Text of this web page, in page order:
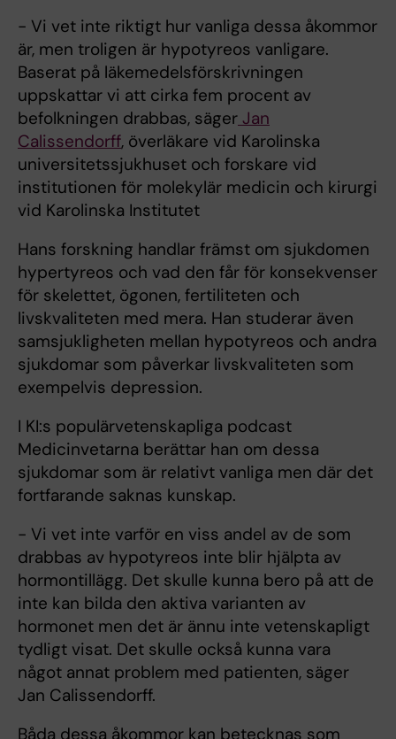
- Vi vet inte riktigt hur vanliga dessa åkommor
är, men troligen är hypotyreos vanligare.
Baserat på läkemedelsförskrivningen
uppskattar vi att cirka fem procent av
befolkningen drabbas, säger Jan
Calissendorff, överläkare vid Karolinska
universitetssjukhuset och forskare vid
institutionen för molekylär medicin och kirurgi
vid Karolinska Institutet
Hans forskning handlar främst om sjukdomen
hypertyreos och vad den får för konsekvenser
för skelettet, ögonen, fertiliteten och
livskvaliteten med mera. Han studerar även
samsjukligheten mellan hypotyreos och andra
sjukdomar som påverkar livskvaliteten som
exempelvis depression.
I KI:s populärvetenskapliga podcast
Medicinvetarna berättar han om dessa
sjukdomar som är relativt vanliga men där det
fortfarande saknas kunskap.
- Vi vet inte varför en viss andel av de som
drabbas av hypotyreos inte blir hjälpta av
hormontillägg. Det skulle kunna bero på att de
inte kan bilda den aktiva varianten av
hormonet men det är ännu inte vetenskapligt
tydligt visat. Det skulle också kunna vara
något annat problem med patienten, säger
Jan Calissendorff.
Båda dessa åkommor kan betecknas som